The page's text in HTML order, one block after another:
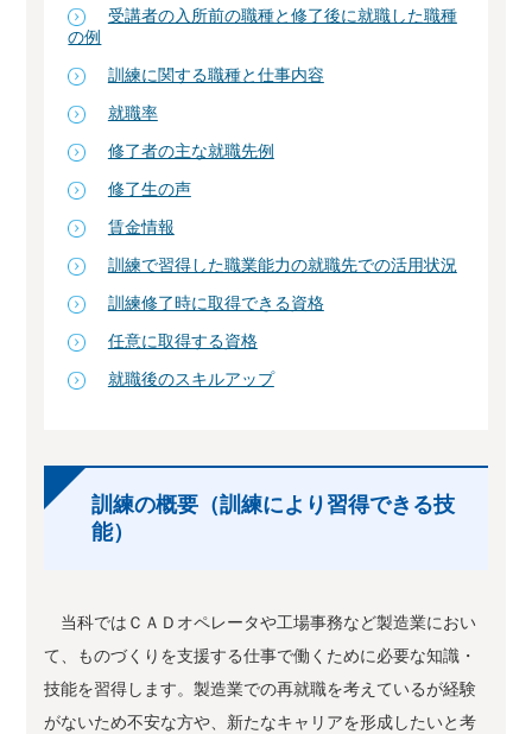
受講者の入所前の職種と修了後に就職した職種
の例
訓練に関する職種と仕事内容
就職率
修了者の主な就職先例
修了生の声
賃金情報
訓練で習得した職業能力の就職先での活用状況
訓練修了時に取得できる資格
任意に取得する資格
就職後のスキルアップ
訓練の概要（訓練により習得できる技
能）
当科ではＣＡＤオペレータや工場事務など製造業におい
て、ものづくりを支援する仕事で働くために必要な知識・
技能を習得します。製造業での再就職を考えているが経験
がないため不安な方や、新たなキャリアを形成したいと考